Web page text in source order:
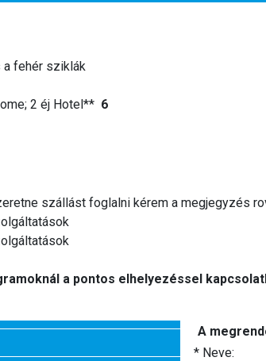
a fehér sziklák
2 éj Hotel** 6
szállást foglalni kérem a megjegyzés
a pontos elhelyezéssel
A
*Neve: